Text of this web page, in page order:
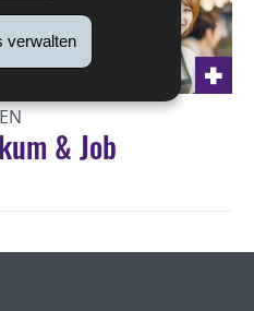
verwalten
& Job